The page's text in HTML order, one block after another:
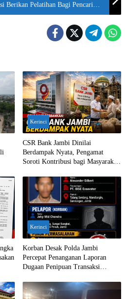
Berikan Pelatihan Bagi Pencari
Kerinci
CSR Bank Jambi Dinilai
Berdampak Nyata, Pengamat
Soroti Kontribusi bagi Masyarakat
Kerinci
Korban Desak Polda Jambi
Percepat Penanganan Laporan
Dugaan Penipuan Transaksi